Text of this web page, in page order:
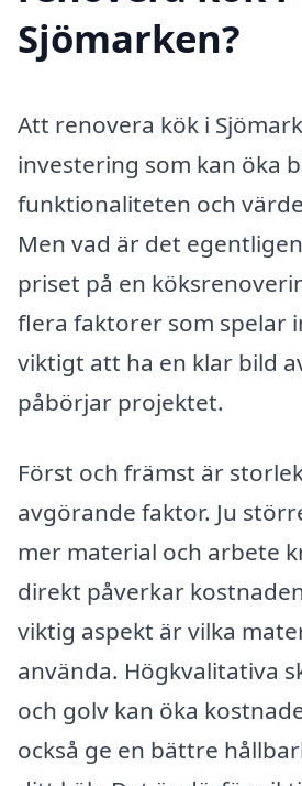
Sjömarken?
Att renovera kök i
investering som kan öka
funktionaliteten och
Men vad är det
priset på en
flera faktorer som spelar
viktigt att ha en klar bild
påbörjar projektet.
Först och främst är
avgörande faktor. Ju
mer material och arbete
direkt påverkar
viktig aspekt är vilka
använda. Högkvalitativa
och golv kan öka
också ge en bättre